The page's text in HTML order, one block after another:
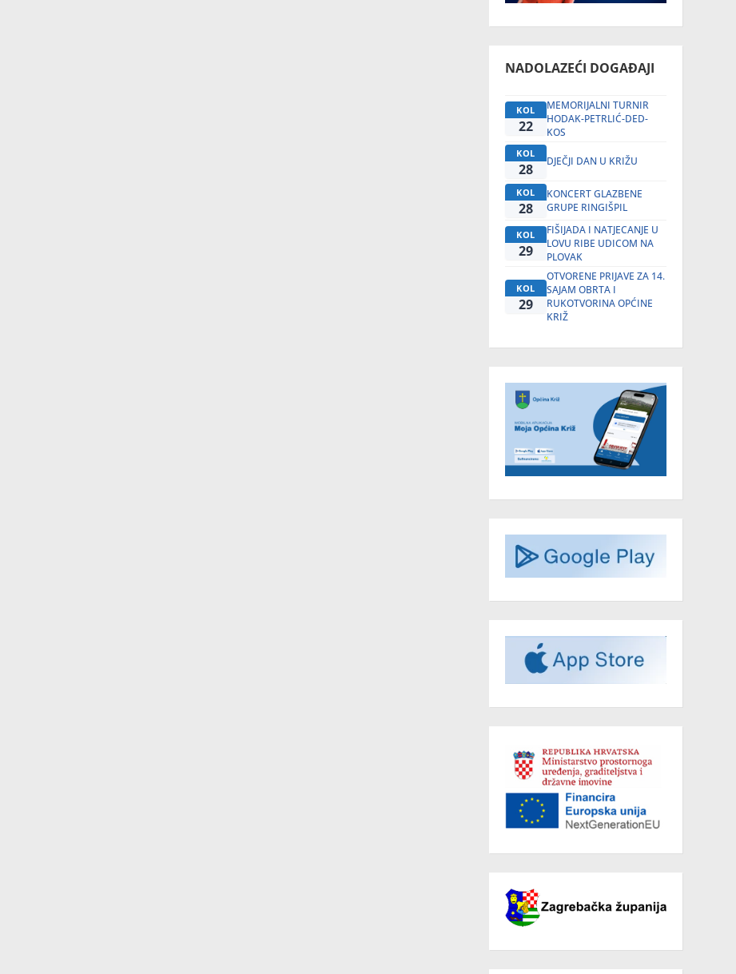
NADOLAZEĆI DOGAĐAJI
KOL
22
MEMORIJALNI TURNIR
HODAK-PETRLIĆ-DED-
KOS
KOL
28 DJEČJI DAN U KRIŽU
KOL
28
KONCERT GLAZBENE
GRUPE RINGIŠPIL
KOL
29
FIŠIJADA I NATJECANJE U
LOVU RIBE UDICOM NA
PLOVAK
KOL
29
OTVORENE PRIJAVE ZA 14.
SAJAM OBRTA I
RUKOTVORINA OPĆINE
KRIŽ